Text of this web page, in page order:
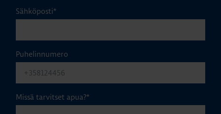
Sähköposti*
Puhelinnumero
Missä tarvitset apua?*